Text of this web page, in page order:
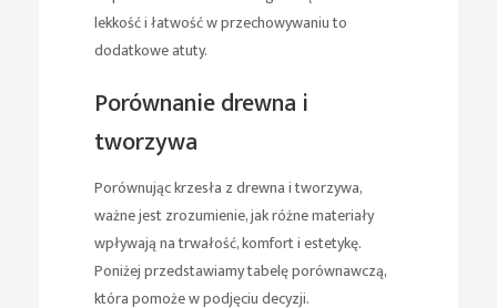
lekkość i łatwość w przechowywaniu to
dodatkowe atuty.
Porównanie drewna i
tworzywa
Porównując krzesła z drewna i tworzywa,
ważne jest zrozumienie, jak różne materiały
wpływają na trwałość, komfort i estetykę.
Poniżej przedstawiamy tabelę porównawczą,
która pomoże w podjęciu decyzji.